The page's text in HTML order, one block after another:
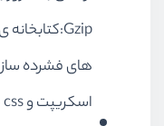
های فشرده